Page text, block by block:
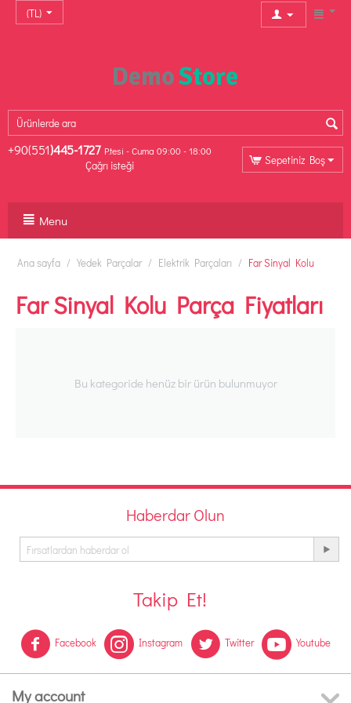
(TL)
+90(551)445-1727 P.tesi - Cuma 09:00 - 18:00
Çağrı isteği Sepetiniz Boş
Menu
Ana sayfa / Yedek Parçalar / Elektrik Parçaları / Far Sinyal Kolu
Far Sinyal Kolu Parça Fiyatları
Bu kategoride henüz bir ürün bulunmuyor
Haberdar Olun
Takip Et!
Facebook Instagram Twitter Youtube
My account